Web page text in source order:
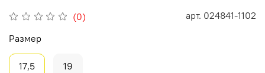
(0) арт. 024841-1102
Размер
17,5 19